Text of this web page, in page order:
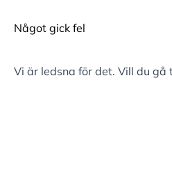
Något gick fel
Vi är ledsna för det. Vill du gå